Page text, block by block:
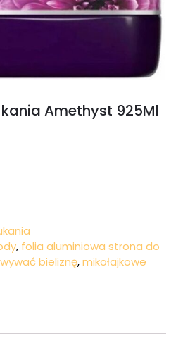
Amethyst 925Ml
, folia aluminiowa strona do
bieliznę,mikołajkowe